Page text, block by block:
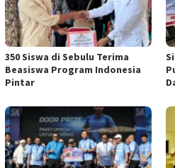
350 Siswa di Sebulu Terima
Beasiswa Program Indonesia
Pintar